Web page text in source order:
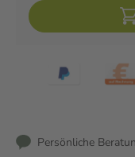
Persönliche